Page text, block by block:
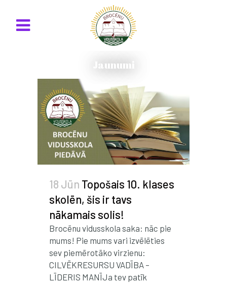
Jaunumi
18 Jūn Topošais 10. klases
skolēn, šis ir tavs
nākamais solis!
Brocēnu vidusskola saka: nāc pie
mums! Pie mums vari izvēlēties
sev piemērotāko virzienu:
CILVĒKRESURSU VADĪBA –
LĪDERIS MANĪJa tev patīk